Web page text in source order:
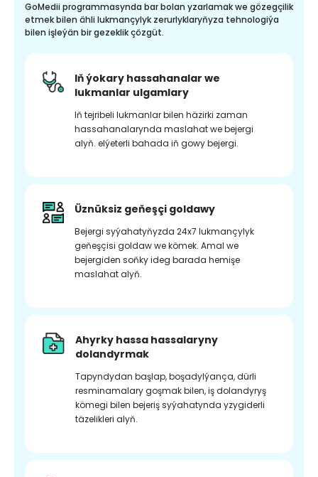
GoMedii programmasynda bar bolan yzarlamak we gözegçilik
etmek bilen ähli lukmançylyk zerurlyklaryňyza tehnologiýa
bilen işleýän bir gezeklik çözgüt.
Iň ýokary hassahanalar we
lukmanlar ulgamlary
Iň tejribeli lukmanlar bilen häzirki zaman
hassahanalarynda maslahat we bejergi
alyň. elýeterli bahada iň gowy bejergi.
Üznüksiz geňeşçi goldawy
Bejergi syýahatyňyzda 24x7 lukmançylyk
geňeşçisi goldaw we kömek. Amal we
bejergiden soňky ideg barada hemişe
maslahat alyň.
Ahyrky hassa hassalaryny
dolandyrmak
Tapyndydan başlap, boşadylýança, dürli
resminamalary goşmak bilen, iş dolandyryş
kömegi bilen bejeriş syýahatynda yzygiderli
täzelikleri alyň.